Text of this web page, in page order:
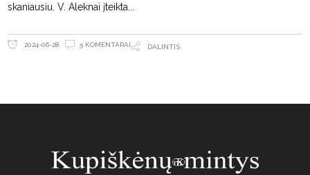
skaniausiu. V. Aleknai įteikta
2024-06-28 5 KOMENTARAI DALINTIS